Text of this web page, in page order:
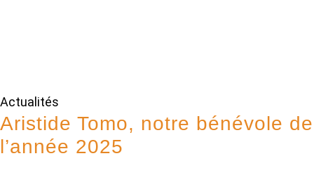
Actualités
Aristide Tomo, notre bénévole de
l’année 2025